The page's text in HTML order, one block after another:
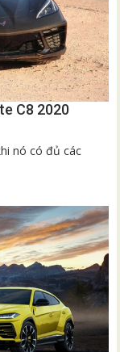
C8 2020
nó có đủ các